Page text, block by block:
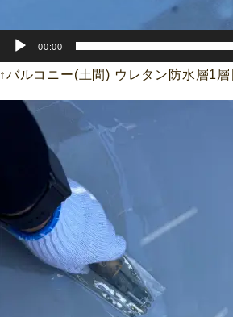
00:00
↑バルコニー(土間) ウレタン防水層1